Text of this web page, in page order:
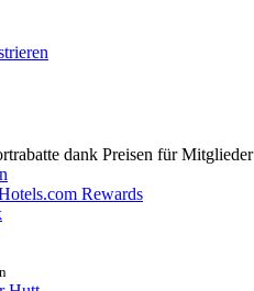
dank Preisen für Mitglieder
Rewards